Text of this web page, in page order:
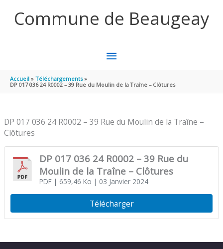
Commune de Beaugeay
MENU
PRINCIPAL
Accueil
Téléchargements
DP 017 036 24 R0002 – 39 Rue du Moulin de la Traîne – Clôtures
DP 017 036 24 R0002 – 39 Rue du Moulin de la Traîne –
Clôtures
DP 017 036 24 R0002 – 39 Rue du
Moulin de la Traîne – Clôtures
PDF| 659,46 Ko | 03 Janvier 2024
Télécharger